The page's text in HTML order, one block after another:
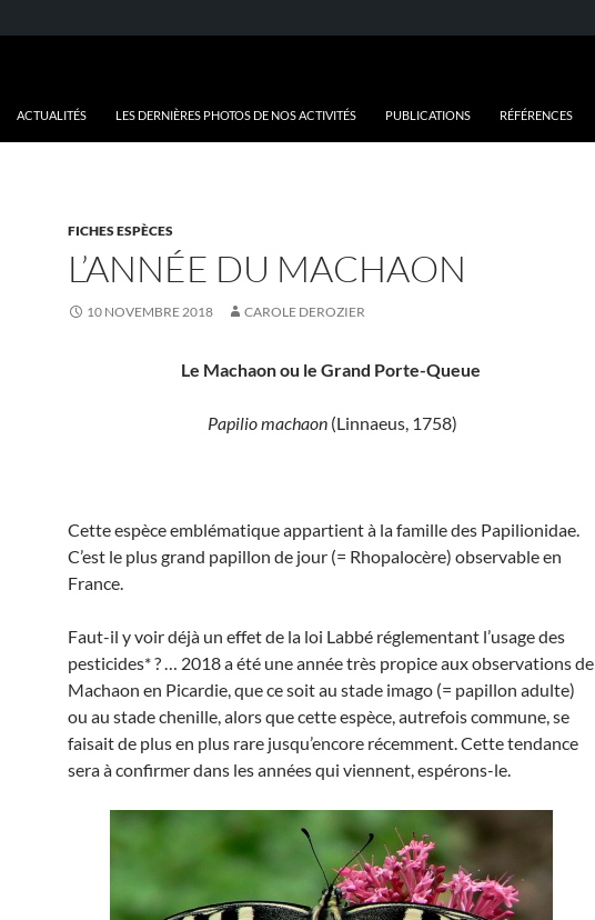
ACTUALITÉS LES DERNIÈRES PHOTOS DE NOS ACTIVITÉS PUBLICATIONS RÉFÉRENCES
FICHES ESPÈCES
L’ANNÉE DU MACHAON
10 NOVEMBRE 2018 CAROLE DEROZIER
Le Machaon ou le Grand Porte-Queue
Papilio machaon (Linnaeus, 1758)
Cette espèce emblématique appartient à la famille des Papilionidae.
C’est le plus grand papillon de jour (= Rhopalocère) observable en
France.
Faut-il y voir déjà un effet de la loi Labbé réglementant l’usage des
pesticides* ? … 2018 a été une année très propice aux observations de
Machaon en Picardie, que ce soit au stade imago (= papillon adulte)
ou au stade chenille, alors que cette espèce, autrefois commune, se
faisait de plus en plus rare jusqu’encore récemment. Cette tendance
sera à confirmer dans les années qui viennent, espérons-le.